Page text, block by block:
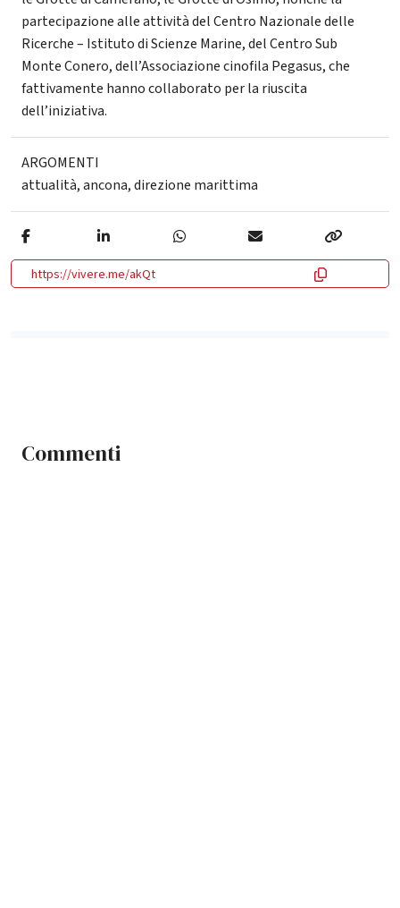
partecipazione alle attività del Centro Nazionale delle
Ricerche – Istituto di Scienze Marine, del Centro Sub
Monte Conero, dell’Associazione cinofila Pegasus, che
fattivamente hanno collaborato per la riuscita
dell’iniziativa.
ARGOMENTI
attualità,ancona,direzione marittima
https://vivere.me/akQt
Commenti